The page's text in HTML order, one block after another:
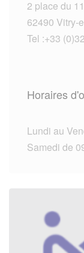
2 place du
62490 Vitry-
Tel :+33
Horaires
Lundi au
Samedi de